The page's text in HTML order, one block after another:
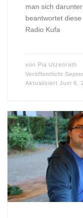
man sich
beantwortet
Radio Kufa
von Pia Utzenrath
Veröffentlicht
Aktualisiert Juni 6,